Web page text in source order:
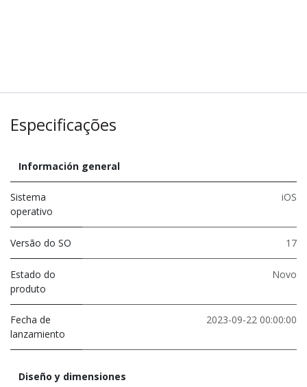
Especificações
Información general
Sistema
operativo
iOS
Versão do SO 17
Estado do
produto
Novo
Fecha de
lanzamiento
2023-09-22 00:00:00
Diseño y dimensiones